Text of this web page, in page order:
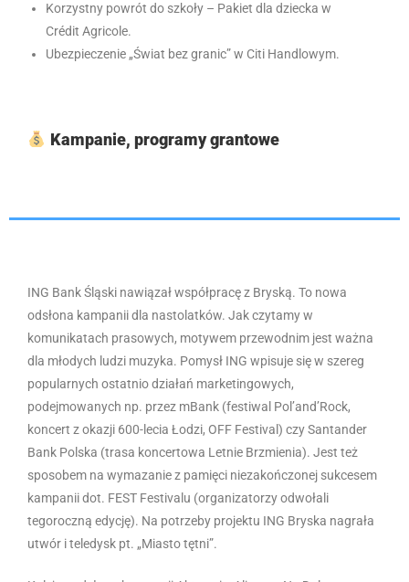
Korzystny powrót do szkoły – Pakiet dla dziecka w
Crédit Agricole.
Ubezpieczenie „Świat bez granic” w Citi Handlowym.
Kampanie, programy grantowe
ING Bank Śląski nawiązał współpracę z Bryską. To nowa
odsłona kampanii dla nastolatków. Jak czytamy w
komunikatach prasowych, motywem przewodnim jest ważna
dla młodych ludzi muzyka. Pomysł ING wpisuje się w szereg
popularnych ostatnio działań marketingowych,
podejmowanych np. przez mBank (festiwal Pol’and’Rock,
koncert z okazji 600-lecia Łodzi, OFF Festival) czy Santander
Bank Polska (trasa koncertowa Letnie Brzmienia). Jest też
sposobem na wymazanie z pamięci niezakończonej sukcesem
kampanii dot. FEST Festivalu (organizatorzy odwołali
tegoroczną edycję). Na potrzeby projektu ING Bryska nagrała
utwór i teledysk pt. „Miasto tętni”.